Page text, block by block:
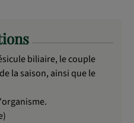
biliaire, le couple
la saison, ainsi que le